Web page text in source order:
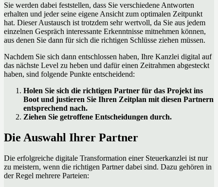
Sie werden dabei feststellen, dass Sie verschiedene Antworten
erhalten und jeder seine eigene Ansicht zum optimalen Zeitpunkt
hat. Dieser Austausch ist trotzdem sehr wertvoll, da Sie aus jedem
einzelnen Gespräch interessante Erkenntnisse mitnehmen können,
aus denen Sie dann für sich die richtigen Schlüsse ziehen müssen.
Nachdem Sie sich dann entschlossen haben, Ihre Kanzlei digital auf
das nächste Level zu heben und dafür einen Zeitrahmen abgesteckt
haben, sind folgende Punkte entscheidend:
Holen Sie sich die richtigen Partner für das Projekt ins
Boot und justieren Sie Ihren Zeitplan mit diesen Partnern
entsprechend nach.
Ziehen Sie getroffene Entscheidungen durch.
Die Auswahl Ihrer Partner
Die erfolgreiche digitale Transformation einer Steuerkanzlei ist nur
zu meistern, wenn die richtigen Partner dabei sind. Dazu gehören in
der Regel mehrere Parteien: